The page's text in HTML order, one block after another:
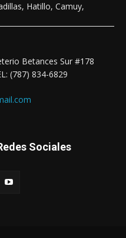
Hatillo, Camuy,
Betances Sur #178
(787) 834-6829
Sociales